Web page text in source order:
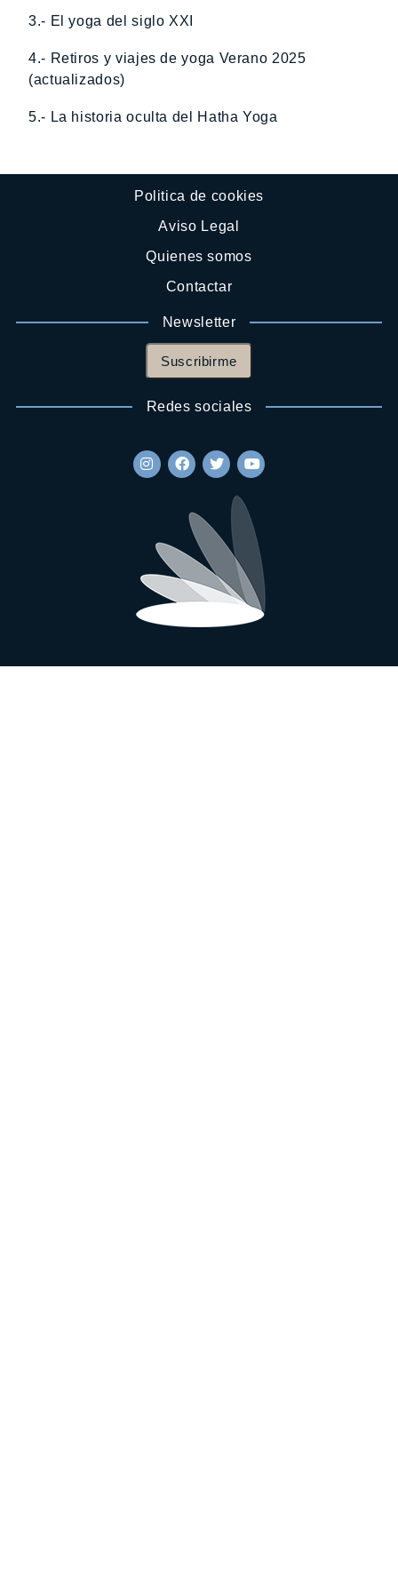
3.- El yoga del siglo XXI
4.- Retiros y viajes de yoga Verano 2025
(actualizados)
5.- La historia oculta del Hatha Yoga
Politica de cookies
Aviso Legal
Quienes somos
Contactar
Newsletter
Suscribirme
Redes sociales